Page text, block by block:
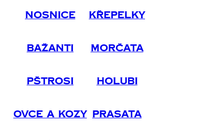
Nosnice Křepelky
Bažanti Morčata
Pštrosi Holubi
Ovce A Kozy Prasata